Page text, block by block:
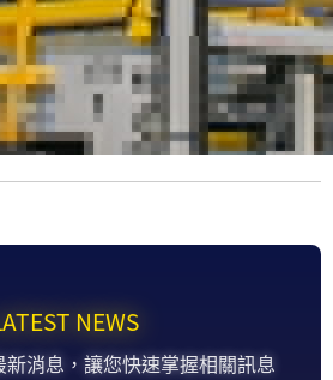
NEWS
消息，讓您快速掌握相關訊息